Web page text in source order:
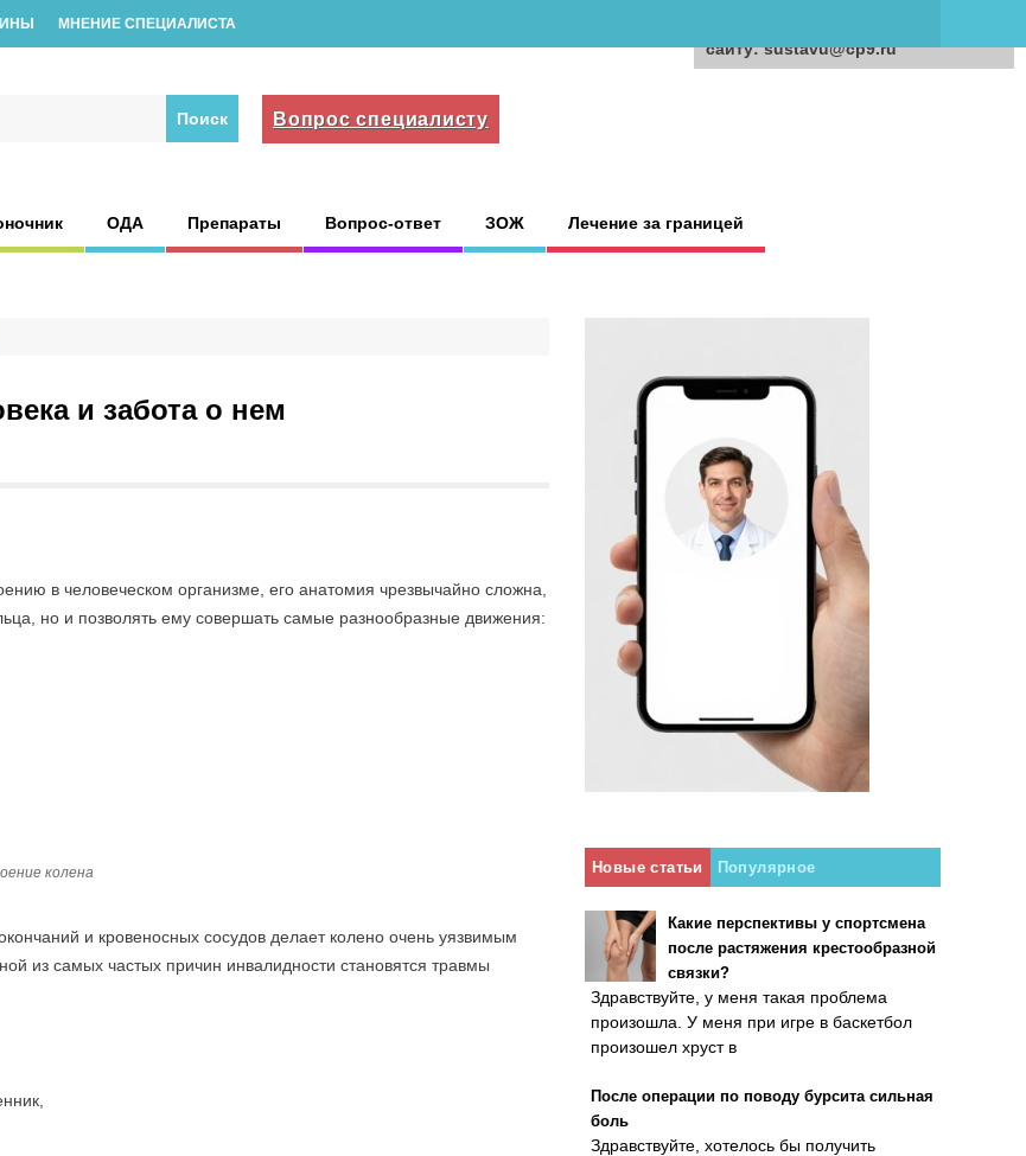
МНЕНИЕ СПЕЦИАЛИСТА
Вопрос специалисту
ОДА Препараты Вопрос-ответ ЗОЖ Лечение за границей
и забота о нем
в человеческом организме, его анатомия чрезвычайно сложна,
но и позволять ему совершать самые разнообразные движения:
колена
и кровеносных сосудов делает колено очень уязвимым
из самых частых причин инвалидности становятся травмы
Новые статьи Популярное
Какие перспективы у спортсмена
после растяжения крестообразной
связки?
Здравствуйте, у меня такая проблема
произошла. У меня при игре в баскетбол
произошел хруст в
После операции по поводу бурсита сильная
боль
Здравствуйте, хотелось бы получить
сайту: sustavu@cp9.ru